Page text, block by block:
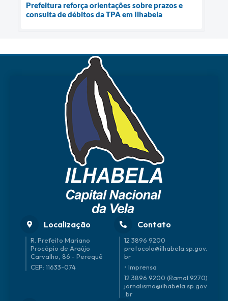
Prefeitura reforça orientações sobre prazos e
consulta de débitos da TPA em Ilhabela
Localização
R. Prefeito Mariano
Procópio de Araújo
Carvalho, 86 - Perequê
CEP: 11633-074
Contato
12 3896 9200
protocolo@ilhabela.sp.gov.
br
• Imprensa
12 3896 9200 (Ramal 9270)
jornalismo@ilhabela.sp.gov
.br